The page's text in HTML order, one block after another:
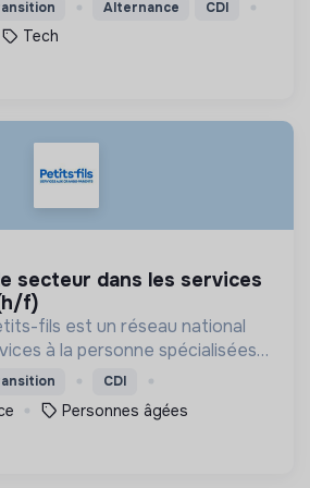
Alternance CDI
Tech
f)
fils est un réseau national
à la personne spécialisées
pour les personnes âgées.
CDI
Personnes âgées